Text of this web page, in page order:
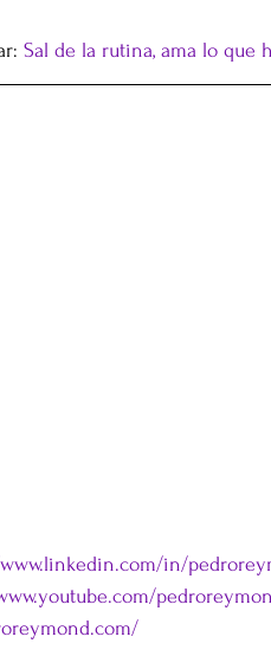
Sal de la rutina, ama lo que
in/